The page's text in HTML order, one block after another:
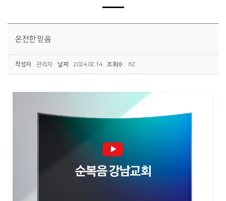
온전한 믿음
작성자 관리자 날짜 2024.02.14 조회수 62